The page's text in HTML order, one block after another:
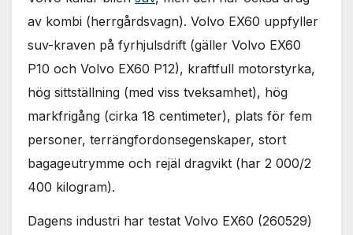
av kombi (herrgårdsvagn). Volvo EX60 uppfyller
suv-kraven på fyrhjulsdrift (gäller Volvo EX60
P10 och Volvo EX60 P12), kraftfull motorstyrka,
hög sittställning (med viss tveksamhet), hög
markfrigång (cirka 18 centimeter), plats för fem
personer, terrängfordonsegenskaper, stort
bagageutrymme och rejäl dragvikt (har 2 000/2
400 kilogram).
Dagens industri har testat Volvo EX60 (260529)
att hemsidan
över huvud
fungera.
Statistik
För att vi ska
kunna
och